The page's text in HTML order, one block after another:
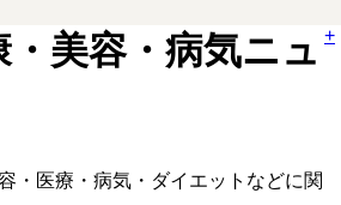
+
美容・病気ニュ
・医療・病気・ダイエットなどに関